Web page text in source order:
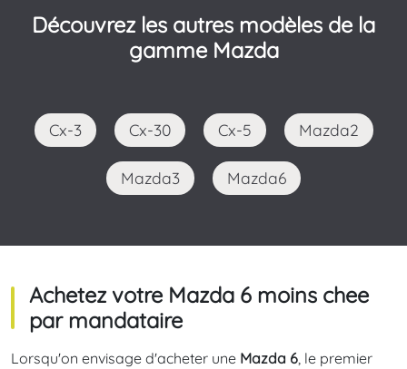
Découvrez les autres modèles de la
gamme Mazda
Cx-3 Cx-30 Cx-5 Mazda2
Mazda3 Mazda6
Achetez votre Mazda 6 moins chee
par mandataire
Lorsqu'on envisage d'acheter une Mazda 6, le premier